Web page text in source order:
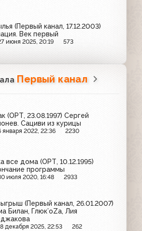
(Первый канал, 17.12.2003)
Век первый
июня 2025, 20:19 573
Первый канал
(ОРТ, 23.08.1997) Сергей
Сациви из курицы
января 2022, 22:36 2230
все дома (ОРТ, 10.12.1995)
программы
июля 2020, 16:48 2933
(Первый канал, 26.01.2007)
Билан, Глюк’oZa, Лия
декабря 2025, 22:53 262